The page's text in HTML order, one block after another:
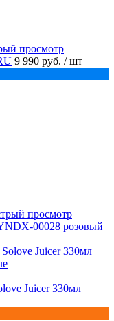
просмотр
9 990 руб. / шт
просмотр
00028 розовый
Juicer 330мл